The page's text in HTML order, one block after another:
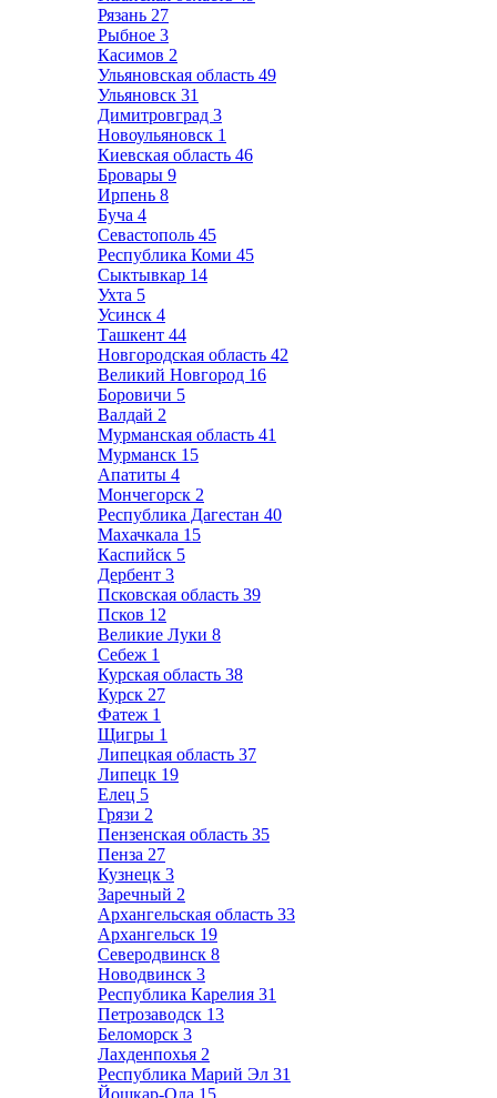
Рязань 27
Рыбное 3
Касимов 2
Ульяновская область 49
Ульяновск 31
Димитровград 3
Новоульяновск 1
Киевская область 46
Бровары 9
Ирпень 8
Буча 4
Севастополь 45
Республика Коми 45
Сыктывкар 14
Ухта 5
Усинск 4
Ташкент 44
Новгородская область 42
Великий Новгород 16
Боровичи 5
Валдай 2
Мурманская область 41
Мурманск 15
Апатиты 4
Мончегорск 2
Республика Дагестан 40
Махачкала 15
Каспийск 5
Дербент 3
Псковская область 39
Псков 12
Великие Луки 8
Себеж 1
Курская область 38
Курск 27
Фатеж 1
Щигры 1
Липецкая область 37
Липецк 19
Елец 5
Грязи 2
Пензенская область 35
Пенза 27
Кузнецк 3
Заречный 2
Архангельская область 33
Архангельск 19
Северодвинск 8
Новодвинск 3
Республика Карелия 31
Петрозаводск 13
Беломорск 3
Лахденпохья 2
Республика Марий Эл 31
Йошкар-Ола 15